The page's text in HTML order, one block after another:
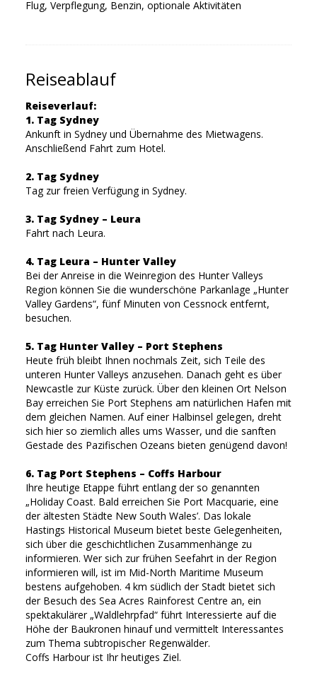
Flug, Verpflegung, Benzin, optionale Aktivitäten
Reiseablauf
Reiseverlauf:
1. Tag Sydney
Ankunft in Sydney und Übernahme des Mietwagens.
Anschließend Fahrt zum Hotel.
2. Tag Sydney
Tag zur freien Verfügung in Sydney.
3. Tag Sydney – Leura
Fahrt nach Leura.
4. Tag Leura – Hunter Valley
Bei der Anreise in die Weinregion des Hunter Valleys
Region können Sie die wunderschöne Parkanlage „Hunter
Valley Gardens“, fünf Minuten von Cessnock entfernt,
besuchen.
5. Tag Hunter Valley – Port Stephens
Heute früh bleibt Ihnen nochmals Zeit, sich Teile des
unteren Hunter Valleys anzusehen. Danach geht es über
Newcastle zur Küste zurück. Über den kleinen Ort Nelson
Bay erreichen Sie Port Stephens am natürlichen Hafen mit
dem gleichen Namen. Auf einer Halbinsel gelegen, dreht
sich hier so ziemlich alles ums Wasser, und die sanften
Gestade des Pazifischen Ozeans bieten genügend davon!
6. Tag Port Stephens – Coffs Harbour
Ihre heutige Etappe führt entlang der so genannten
„Holiday Coast. Bald erreichen Sie Port Macquarie, eine
der ältesten Städte New South Wales’. Das lokale
Hastings Historical Museum bietet beste Gelegenheiten,
sich über die geschichtlichen Zusammenhänge zu
informieren. Wer sich zur frühen Seefahrt in der Region
informieren will, ist im Mid-North Maritime Museum
bestens aufgehoben. 4 km südlich der Stadt bietet sich
der Besuch des Sea Acres Rainforest Centre an, ein
spektakulärer „Waldlehrpfad“ führt Interessierte auf die
Höhe der Baukronen hinauf und vermittelt Interessantes
zum Thema subtropischer Regenwälder.
Coffs Harbour ist Ihr heutiges Ziel.